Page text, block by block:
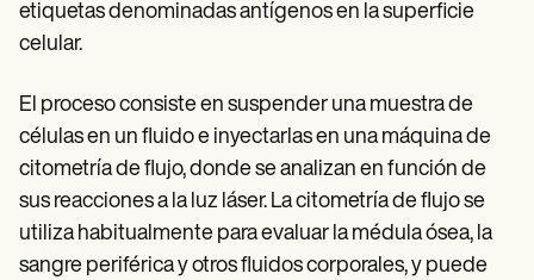
etiquetas denominadas antígenos en la superficie
celular.
El proceso consiste en suspender una muestra de
células en un fluido e inyectarlas en una máquina de
citometría de flujo, donde se analizan en función de
sus reacciones a la luz láser. La citometría de flujo se
utiliza habitualmente para evaluar la médula ósea, la
sangre periférica y otros fluidos corporales, y puede